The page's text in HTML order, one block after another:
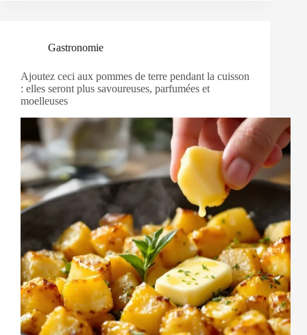
Gastronomie
Ajoutez ceci aux pommes de terre pendant la cuisson
: elles seront plus savoureuses, parfumées et
moelleuses